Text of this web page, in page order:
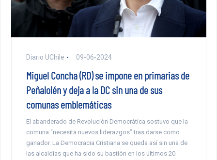
Diario UChile 09-06-2024
Miguel Concha (RD) se impone en primarias de
Peñalolén y deja a la DC sin una de sus
comunas emblemáticas
El abanderado de Revolución Democrática sostuvo que la
comuna “necesita nuevos liderazgos” tras darse como
ganador. La Democracia Cristiana se queda así sin una de
las alcaldías que ha sido su bastión en los últimos 20